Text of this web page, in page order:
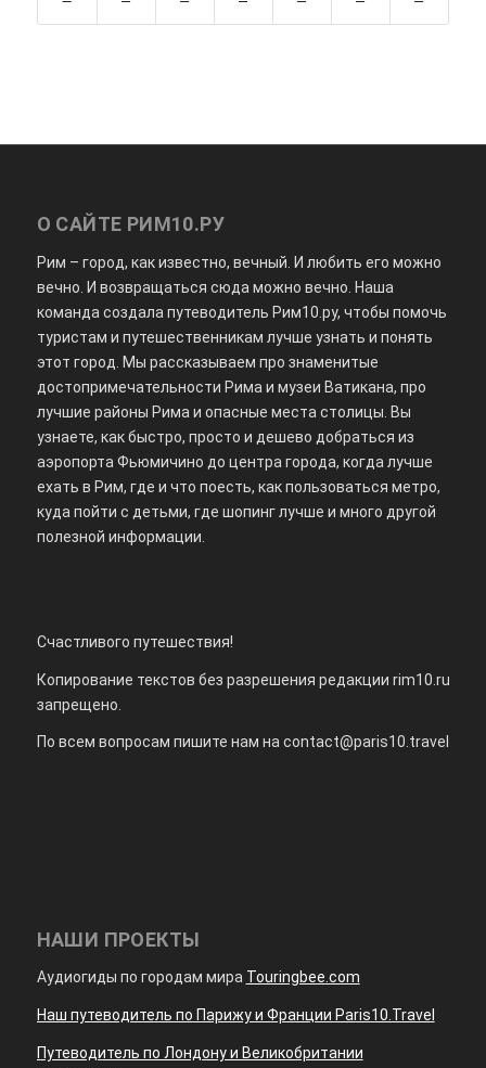
О САЙТЕ РИМ10.РУ
Рим – город, как известно, вечный. И любить его можно
вечно. И возвращаться сюда можно вечно. Наша
команда создала путеводитель Рим10.ру, чтобы помочь
туристам и путешественникам лучше узнать и понять
этот город. Мы рассказываем про знаменитые
достопримечательности Рима и музеи Ватикана, про
лучшие районы Рима и опасные места столицы. Вы
узнаете, как быстро, просто и дешево добраться из
аэропорта Фьюмичино до центра города, когда лучше
ехать в Рим, где и что поесть, как пользоваться метро,
куда пойти с детьми, где шопинг лучше и много другой
полезной информации.
Счастливого путешествия!
Копирование текстов без разрешения редакции rim10.ru
запрещено.
По всем вопросам пишите нам наcontact@paris10.travel
НАШИ ПРОЕКТЫ
Аудиогиды по городам мира Touringbee.com
Наш путеводитель по Парижу и Франции Paris10.Travel
Путеводитель по Лондону и Великобритании